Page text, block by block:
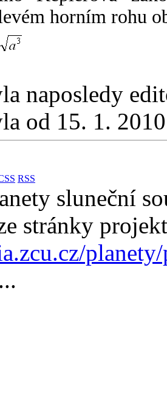
horním rohu
naposledy
od 15. 1.
RSS
sluneční
stránky